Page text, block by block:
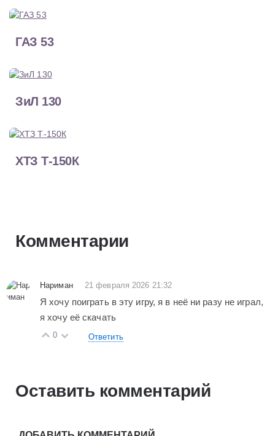
ГАЗ 53
ЗиЛ 130
ХТЗ Т-150К
Комментарии
Нариман 21 февраля 2026 21:32
Я хочу поиграть в эту игру, я в неё ни разу не играл,
я хочу её скачать
0 Ответить
Оставить комментарий